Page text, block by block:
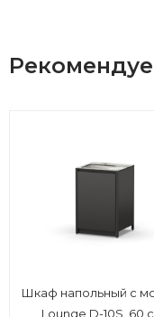
Шкаф напольный с
Lounge D-10S, 60